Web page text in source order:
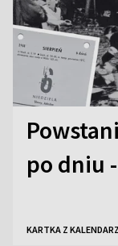
po dniu
KARTKA Z